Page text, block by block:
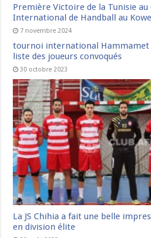
Première Victoire de la Tunisie
International de Handball au
7 novembre 2024
tournoi international Hammamet
liste des joueurs convoqués
30 octobre 2023
La JS Chihia a fait une belle
en division élite